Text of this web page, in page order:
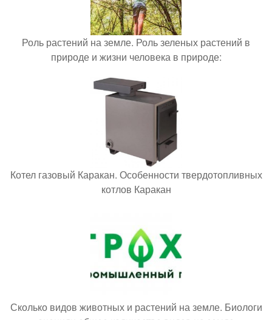
Роль растений на земле. Роль зеленых растений в
природе и жизни человека в природе:
Котел газовый Каракан. Особенности твердотопливных
котлов Каракан
Сколько видов животных и растений на земле. Биологи